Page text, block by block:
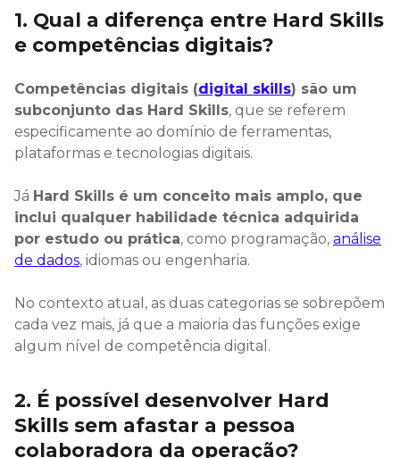
1. Qual a diferença entre Hard Skills
e competências digitais?
Competências digitais (digital skills) são um
subconjunto das Hard Skills, que se referem
especificamente ao domínio de ferramentas,
plataformas e tecnologias digitais.
Já Hard Skills é um conceito mais amplo, que
inclui qualquer habilidade técnica adquirida
por estudo ou prática, como programação, análise
de dados, idiomas ou engenharia.
No contexto atual, as duas categorias se sobrepõem
cada vez mais, já que a maioria das funções exige
algum nível de competência digital.
2. É possível desenvolver Hard
Skills sem afastar a pessoa
colaboradora da operação?